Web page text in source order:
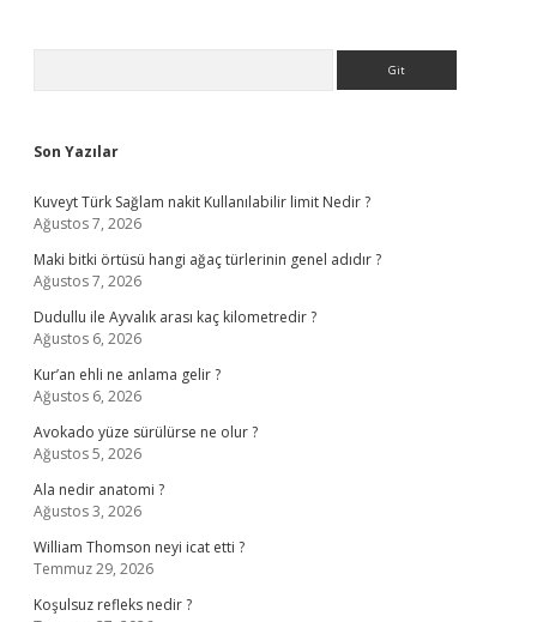
Son Yazılar
Kuveyt Türk Sağlam nakit Kullanılabilir limit Nedir ?
Ağustos 7, 2026
Maki bitki örtüsü hangi ağaç türlerinin genel adıdır ?
Ağustos 7, 2026
Dudullu ile Ayvalık arası kaç kilometredir ?
Ağustos 6, 2026
Kur’an ehli ne anlama gelir ?
Ağustos 6, 2026
Avokado yüze sürülürse ne olur ?
Ağustos 5, 2026
Ala nedir anatomi ?
Ağustos 3, 2026
William Thomson neyi icat etti ?
Temmuz 29, 2026
Koşulsuz refleks nedir ?